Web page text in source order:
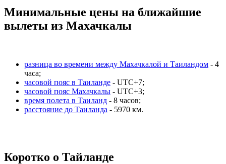
Минимальные цены на ближайшие
вылеты из Махачкалы
разница во времени между Махачкалой и Таиландом - 4
часа;
часовой пояс в Таиланде - UTC+7;
часовой пояс Махачкалы - UTC+3;
время полета в Таиланд - 8 часов;
расстояние до Таиланда - 5970 км.
Коротко о Тайланде